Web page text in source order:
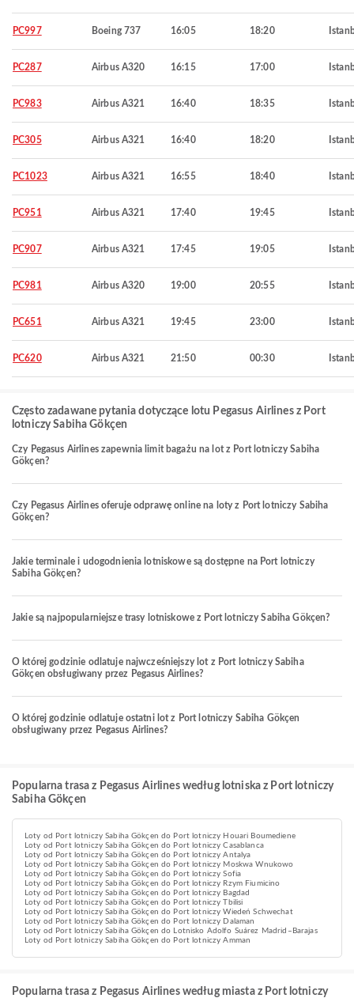
PC997 Boeing 737 16:05 18:20
PC287 Airbus A320 16:15 17:00
PC983 Airbus A321 16:40 18:35
PC305 Airbus A321 16:40 18:20
PC1023 Airbus A321 16:55 18:40
PC951 Airbus A321 17:40 19:45
PC907 Airbus A321 17:45 19:05
PC981 Airbus A320 19:00 20:55
PC651 Airbus A321 19:45 23:00
PC620 Airbus A321 21:50 00:30
Często zadawane pytania dotyczące lotu Pegasus Airlines z Port
lotniczy Sabiha Gökçen
Czy Pegasus Airlines zapewnia limit bagażu na lot z Port lotniczy Sabiha
Gökçen?
Czy Pegasus Airlines oferuje odprawę online na loty z Port lotniczy Sabiha
Gökçen?
Jakie terminale i udogodnienia lotniskowe są dostępne na Port lotniczy
Sabiha Gökçen?
Jakie są najpopularniejsze trasy lotniskowe z Port lotniczy Sabiha Gökçen?
O której godzinie odlatuje najwcześniejszy lot z Port lotniczy Sabiha
Gökçen obsługiwany przez Pegasus Airlines?
O której godzinie odlatuje ostatni lot z Port lotniczy Sabiha Gökçen
obsługiwany przez Pegasus Airlines?
Popularna trasa z Pegasus Airlines według lotniska z Port lotniczy
Sabiha Gökçen
Loty od Port lotniczy Sabiha Gökçen do Port lotniczy Houari Boumediene
Loty od Port lotniczy Sabiha Gökçen do Port lotniczy Casablanca
Loty od Port lotniczy Sabiha Gökçen do Port lotniczy Antalya
Loty od Port lotniczy Sabiha Gökçen do Port lotniczy Moskwa Wnukowo
Loty od Port lotniczy Sabiha Gökçen do Port lotniczy Sofia
Loty od Port lotniczy Sabiha Gökçen do Port lotniczy Rzym Fiumicino
Loty od Port lotniczy Sabiha Gökçen do Port lotniczy Bagdad
Loty od Port lotniczy Sabiha Gökçen do Port lotniczy Tbilisi
Loty od Port lotniczy Sabiha Gökçen do Port lotniczy Wiedeń Schwechat
Loty od Port lotniczy Sabiha Gökçen do Port lotniczy Dalaman
Loty od Port lotniczy Sabiha Gökçen do Lotnisko Adolfo Suárez Madrid–Barajas
Loty od Port lotniczy Sabiha Gökçen do Port lotniczy Amman
Popularna trasa z Pegasus Airlines według miasta z Port lotniczy